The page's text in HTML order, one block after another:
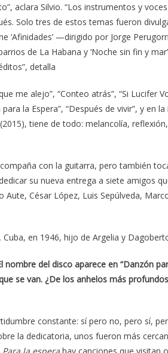
aclara Silvio. “Los instrumentos y
Solo tres de estos temas fueron
‘Afinidades’ —dirigido por Jorge
de La Habana y ‘Noche sin fin y
detalla
me alejo”, “Conteo atrás”, “Si Lucifer
la Espera”, “Después de vivir”, y en
tiene de todo: melancolía,
con la guitarra, pero también
su nueva entrega a siete amigos
Aute, César López, Luis Sepúlveda,
en 1946, hijo de Argelia y
del disco aparece en “Danzón
se van. ¿De los anhelos más
constante: sí pero no, pero sí,
la dedicatoria, unos fueron más